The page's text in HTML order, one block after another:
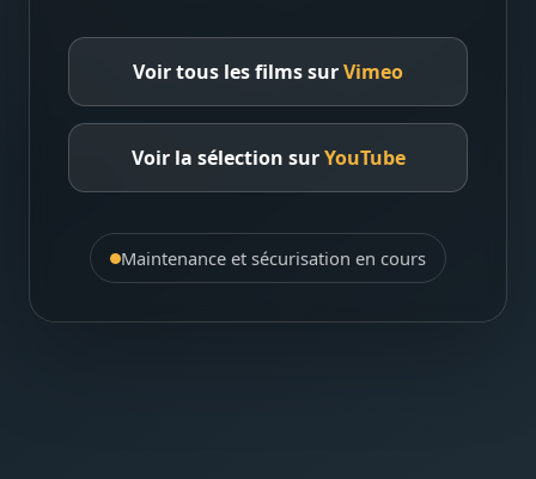
Voir tous les films surVimeo
Voir la sélection surYouTube
Maintenance et sécurisation en cours